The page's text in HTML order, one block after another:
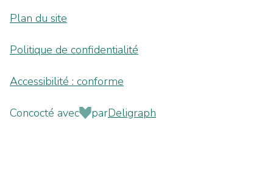
Plan du site
Politique de confidentialité
Accessibilité : conforme
Concocté avec parDeligraph